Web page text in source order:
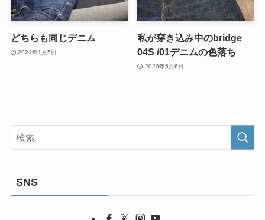
どちらも同じデニム
2021年1月5日
私が穿き込み中のbridge
04S /01デニムの色落ち
2020年5月6日
SNS